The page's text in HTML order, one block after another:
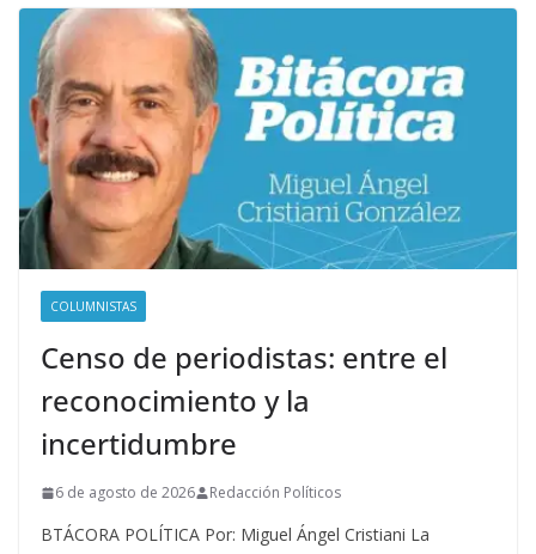
COLUMNISTAS
Censo de periodistas: entre el
reconocimiento y la
incertidumbre
6 de agosto de 2026 Redacción Políticos
BTÁCORA POLÍTICA Por: Miguel Ángel Cristiani La